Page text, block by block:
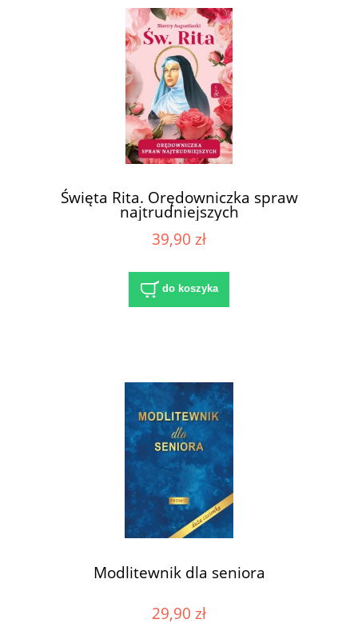
Święta Rita. Orędowniczka spraw
najtrudniejszych
39,90 zł
do koszyka
Modlitewnik dla seniora
29,90 zł